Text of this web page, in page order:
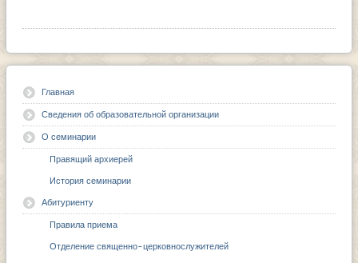
Главная
Сведения об образовательной организации
О семинарии
Правящий архиерей
История семинарии
Абитуриенту
Правила приема
Отделение священно-церковнослужителей